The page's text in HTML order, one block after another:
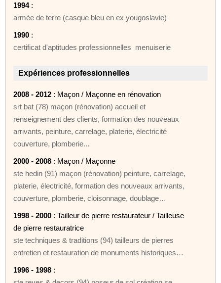
1994:
armée de terre (casque bleu en ex yougoslavie)
1990 :
certificat d'aptitudes professionnelles menuiserie
Expériences professionnelles
2008 - 2012 : Maçon / Maçonne en rénovation
srt bat (78) maçon (rénovation) accueil et
renseignement des clients, formation des nouveaux
arrivants, peinture, carrelage, platerie, électricité
couverture, plomberie...
2000 - 2008 : Maçon / Maçonne
ste hedin (91) maçon (rénovation) peinture, carrelage,
platerie, électricité, formation des nouveaux arrivants,
couverture, plomberie, cloisonnage, doublage…
1998 - 2000 : Tailleur de pierre restaurateur / Tailleuse
de pierre restauratrice
ste techniques & traditions (94) tailleurs de pierres
entretien et restauration de monuments historiques…
1996 - 1998 :